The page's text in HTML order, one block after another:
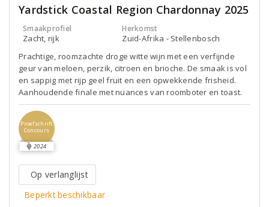
Yardstick Coastal Region Chardonnay 2025
Smaakprofiel
Zacht, rijk
Herkomst
Zuid-Afrika - Stellenbosch
Prachtige, roomzachte droge witte wijn met een verfijnde
geur van meloen, perzik, citroen en brioche. De smaak is vol
en sappig met rijp geel fruit en een opwekkende frisheid.
Aanhoudende finale met nuances van roomboter en toast.
Proefschrift
Concours
2024
Op verlanglijst
Beperkt beschikbaar